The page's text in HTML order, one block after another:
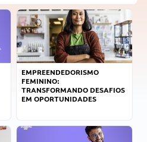
EMPREENDEDORISMO
FEMININO:
TRANSFORMANDO DESAFIOS
EM OPORTUNIDADES